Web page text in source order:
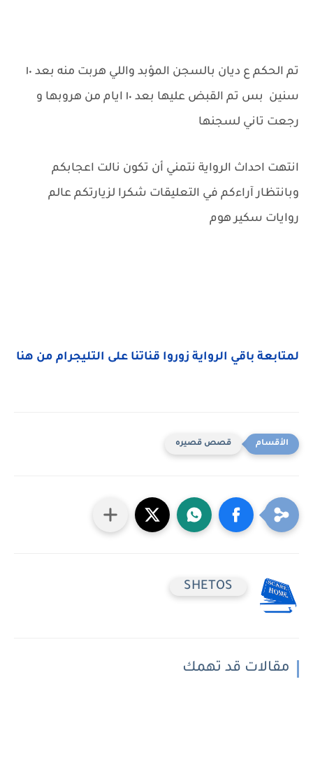
تم الحكم ع ديان بالسجن المؤبد واللي هربت منه بعد ١٠
سنين بس تم القبض عليها بعد ١٠ ايام من هروبها و
رجعت تاني لسجنها
انتهت احداث الرواية نتمني أن تكون نالت اعجابكم
وبانتظار آراءكم في التعليقات شكرا لزيارتكم عالم
روايات سكير هوم
لمتابعة باقي الرواية زوروا قناتنا على التليجرام من هنا
قصص قصيره
SHETOS
مقالات قد تهمك